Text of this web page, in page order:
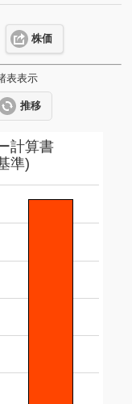
株価
表表示
推移
計算書
準)